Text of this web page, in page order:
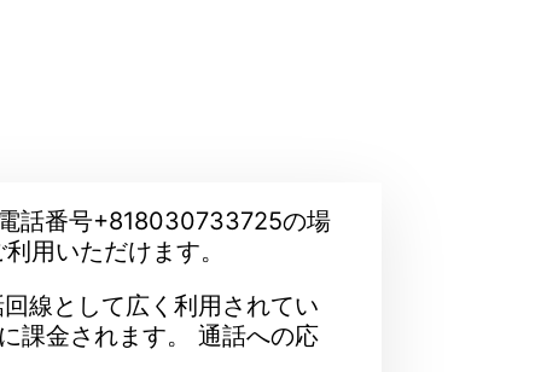
話番号+818030733725の場
用いただけます。
線として広く利用されてい
課金されます。 通話への応